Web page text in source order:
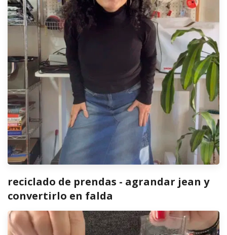
reciclado de prendas - agrandar jean y
convertirlo en falda